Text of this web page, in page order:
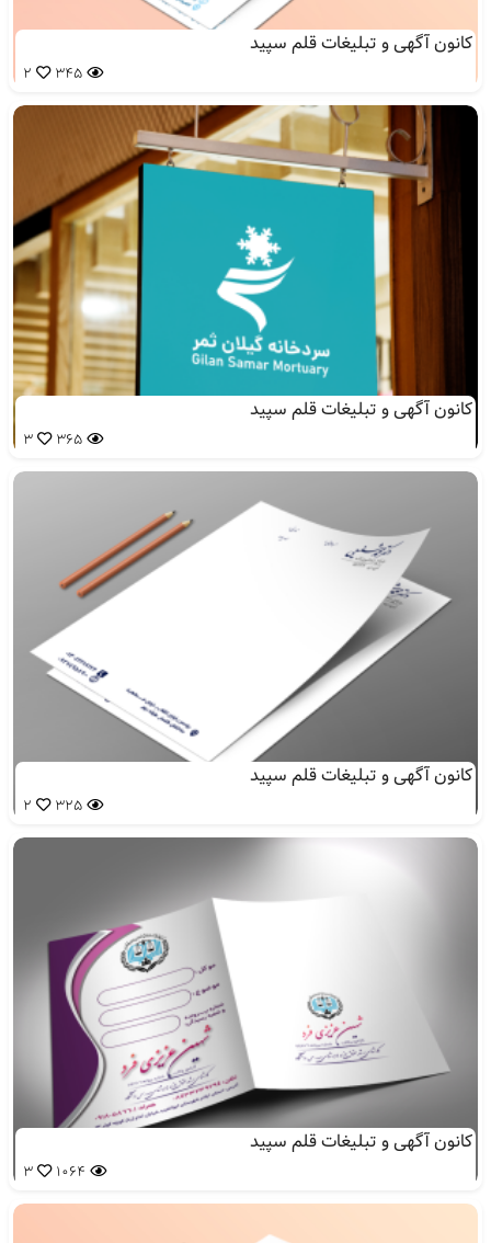
کانون آگهی و تبلیغات قلم سپید
345
2
کانون آگهی و تبلیغات قلم سپید
365
3
کانون آگهی و تبلیغات قلم سپید
325
2
کانون آگهی و تبلیغات قلم سپید
1064
3